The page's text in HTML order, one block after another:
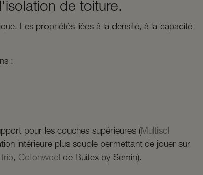
de toiture.
Les propriétés liées à la densité, à la capacité
:
pour les couches supérieures (Multisol
intérieure plus souple permettant de jouer sur
, Cotonwool de Buitex by Semin).